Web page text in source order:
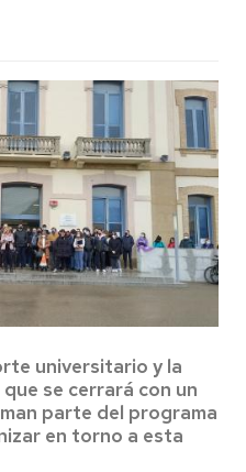
universitario y la
se cerrará con un
parte del programa
en torno a esta